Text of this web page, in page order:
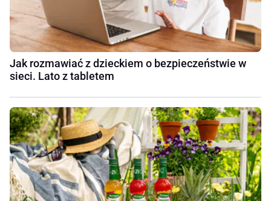
Jak rozmawiać z dzieckiem o bezpieczeństwie w
sieci. Lato z tabletem